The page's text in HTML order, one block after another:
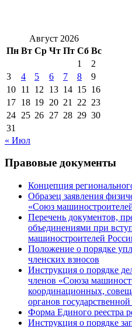
Август 2026
Пн Вт Ср Чт Пт Сб Вс
1
2
3
4 5 6 7 8
9
10 11 12 13 14 15 16
17 18 19 20 21 22 23
24 25 26 27 28 29 30
31
« Июл
Правовые документы
Концепция
Образец заявления
«Союз
Перечень документов,
объединениями при
машиностроителей
Положение о порядке
членских взносов
Инструкция о порядке
членов «Союза
координационных,
органов государственной
Форма Единого реестра
Инструкция о порядке